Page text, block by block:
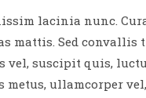
lacinia nunc.
mattis. Sed
suscipit quis,
ullamcorper